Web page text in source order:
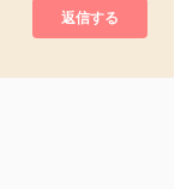
返信する